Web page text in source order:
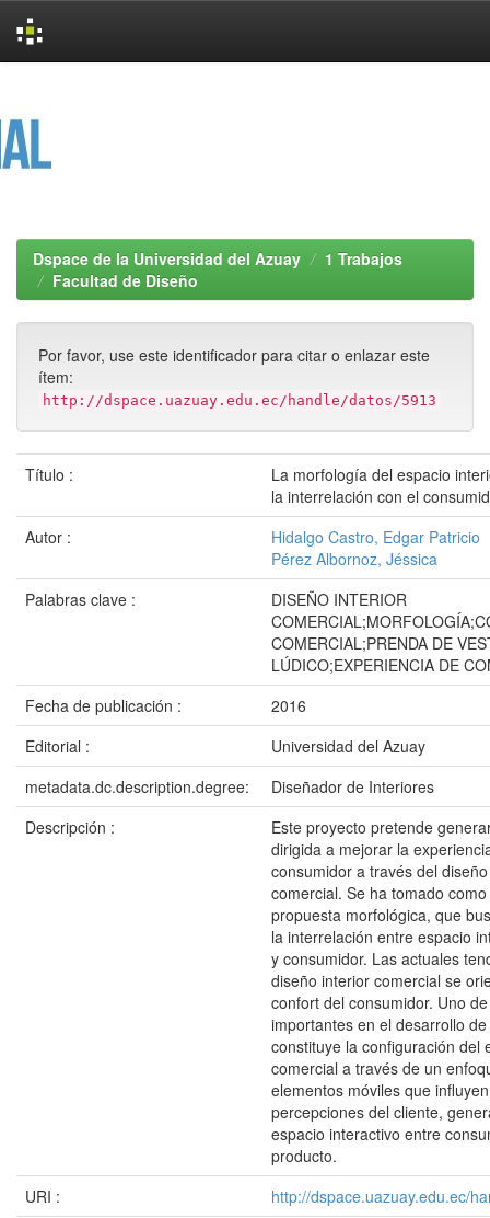
Dspace de la Universidad del Azuay
1 Trabajos
Facultad de Diseño
Por favor, use este identificador para citar o enlazar este
ítem:
http://dspace.uazuay.edu.ec/handle/datos/5913
Título :
La morfología del espacio
la interrelación con el
Autor :
Hidalgo Castro, Edgar Patricio
Pérez Albornoz, Jéssica
Palabras clave :
DISEÑO INTERIOR
COMERCIAL;PRENDA DE
LÚDICO;EXPERIENCIA DE
Fecha de publicación :
2016
Editorial :
Universidad del Azuay
metadata.dc.description.degree:
Diseñador de Interiores
Descripción :
Este proyecto pretende
dirigida a mejorar la
consumidor a través del
comercial. Se ha tomado
propuesta morfológica, que
la interrelación entre espacio
y consumidor. Las actuales
diseño interior comercial se
confort del consumidor. Uno
importantes en el desarrollo
constituye la configuración del
comercial a través de un
elementos móviles que
percepciones del cliente,
espacio interactivo entre
producto.
URI :
http://dspace.uazuay.edu.ec/